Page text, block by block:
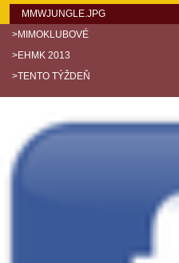
MMWJUNGLE.JPG
>MIMOKLUBOVÉ
>EHMK 2013
>TENTO TÝŽDEŇ